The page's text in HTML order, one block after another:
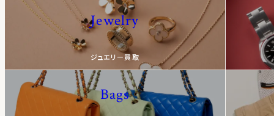
Jewelry
ジュエリー買取
Bags